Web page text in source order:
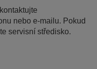
nebo e-mailu. Pokud
servisní středisko.